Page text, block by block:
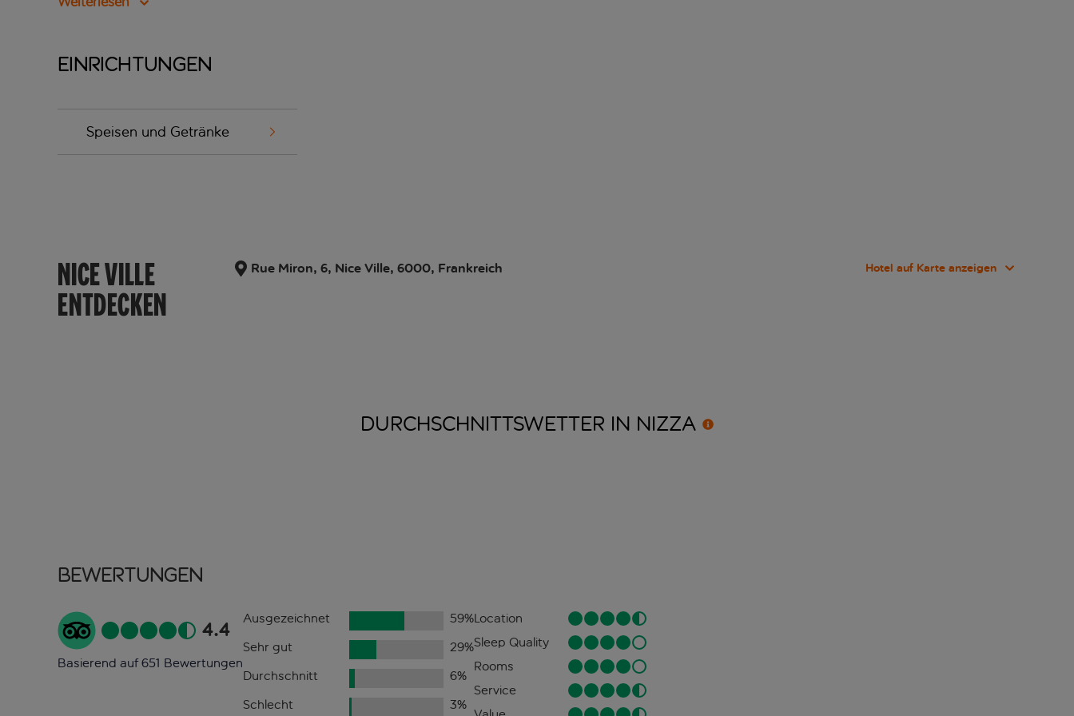
Einrichtungen
Speisen und Getränke
NICE VILLE
ENTDECKEN
Rue Miron, 6, Nice Ville, 6000, Frankreich Hotel auf Karte anzeigen
DURCHSCHNITTSWETTER IN NIZZA
Bewertungen
4.4
Basierend auf 651 Bewertungen
Ausgezeichnet 59%
Sehr gut
29%
Durchschnitt
6%
Schlecht
3%
Location
Sleep Quality
Rooms
Service